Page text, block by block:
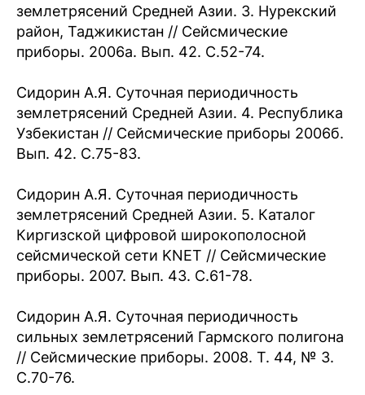
землетрясений Средней Азии. 3. Нурекский
район, Таджикистан // Сейсмические
приборы. 2006а. Вып. 42. С.52-74.
Сидорин А.Я. Суточная периодичность
землетрясений Средней Азии. 4. Республика
Узбекистан // Сейсмические приборы 2006б.
Вып. 42. С.75-83.
Сидорин А.Я. Суточная периодичность
землетрясений Средней Азии. 5. Каталог
Киргизской цифровой широкополосной
сейсмической сети KNET // Сейсмические
приборы. 2007. Вып. 43. С.61-78.
Сидорин А.Я. Суточная периодичность
сильных землетрясений Гармского полигона
// Сейсмические приборы. 2008. Т. 44, № 3.
С.70-76.